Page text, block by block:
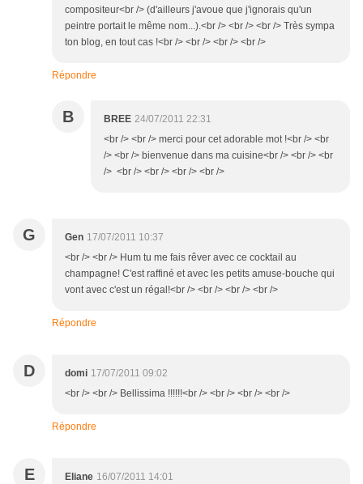
compositeur<br /> (d'ailleurs j'avoue que j'ignorais qu'un
peintre portait le même nom...).<br /> <br /> <br /> Très sympa
ton blog, en tout cas !<br /> <br /> <br /> <br />
Répondre
B BREE 24/07/2011 22:31
<br /> <br /> merci pour cet adorable mot !<br /> <br
/> <br /> bienvenue dans ma cuisine<br /> <br /> <br
/> <br /> <br /> <br /> <br />
G Gen 17/07/2011 10:37
<br /> <br /> Hum tu me fais rêver avec ce cocktail au
champagne! C'est raffiné et avec les petits amuse-bouche qui
vont avec c'est un régal!<br /> <br /> <br /> <br />
Répondre
D domi 17/07/2011 09:02
<br /> <br /> Bellissima !!!!!!<br /> <br /> <br /> <br />
Répondre
E Eliane 16/07/2011 14:01